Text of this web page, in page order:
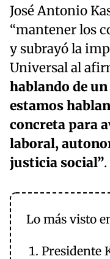
José Antonio
“mantener los
y subrayó la
Universal al
hablando de
estamos
concreta para
laboral,
justicia social”.
Lo más visto
Presidente